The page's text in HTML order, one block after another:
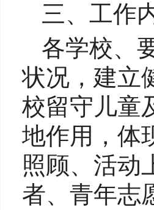
三、工作
各学校、
状况，建立
校留守儿童
地作用，体
照顾、活动
者、青年志